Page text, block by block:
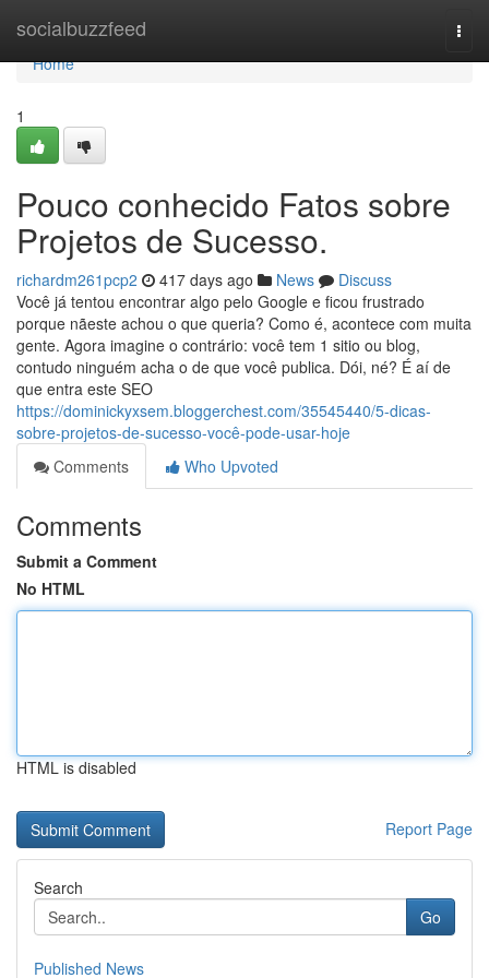
socialbuzzfeed
Home
Home
1
Pouco conhecido Fatos sobre
Projetos de Sucesso.
richardm261pcp2 417 days ago News
Discuss
Você já tentou encontrar algo pelo Google e ficou frustrado
porque nãeste achou o que queria? Como é, acontece com muita
gente. Agora imagine o contrário: você tem 1 sitio ou blog,
contudo ninguém acha o de que você publica. Dói, né? É aí de
que entra este SEO
https://dominickyxsem.bloggerchest.com/35545440/5-dicas-
sobre-projetos-de-sucesso-você-pode-usar-hoje
Comments
Who Upvoted
Comments
Submit a Comment
No HTML
HTML is disabled
Report Page
Search
Go
Published News